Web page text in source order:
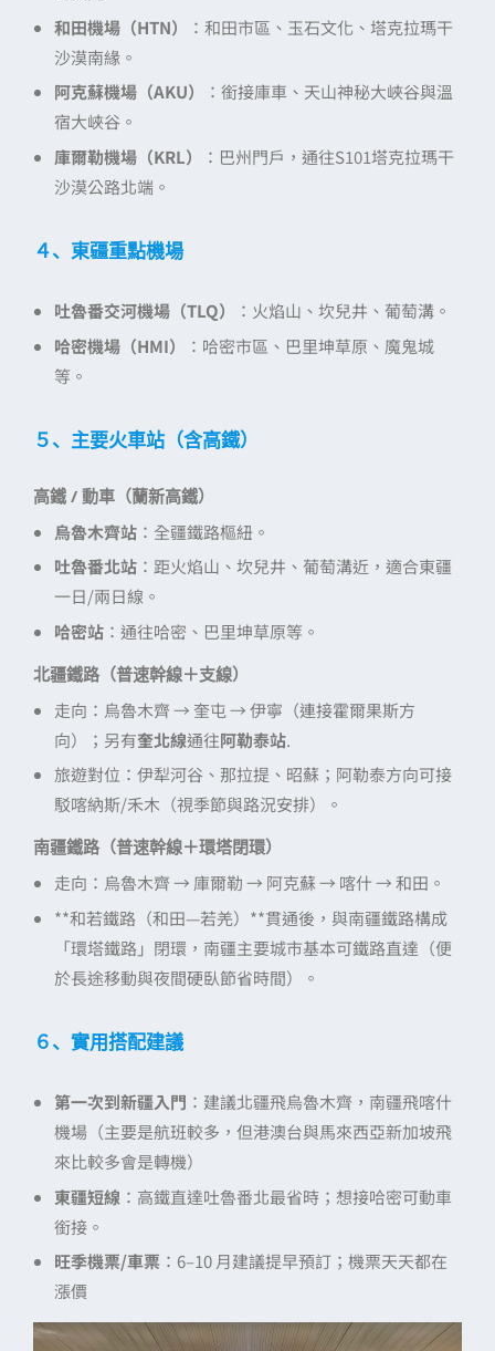
和田機場（HTN）
：和田市區、玉石文化、塔克拉瑪干
沙漠南緣。
阿克蘇機場（AKU）
：銜接庫車、天山神秘大峽谷與溫
宿大峽谷。
庫爾勒機場（KRL）
：巴州門戶，通往S101塔克拉瑪干
沙漠公路北端。
４、東疆重點機場
吐魯番交河機場（TLQ）
：火焰山、坎兒井、葡萄溝。
哈密機場（HMI）
：哈密市區、巴里坤草原、魔鬼城
等。
５、主要火車站（含高鐵）
高鐵 / 動車（蘭新高鐵）
烏魯木齊站：全疆鐵路樞紐。
吐魯番北站：距火焰山、坎兒井、葡萄溝近，適合東疆
一日/兩日線。
哈密站：通往哈密、巴里坤草原等。
北疆鐵路（普速幹線＋支線）
走向：烏魯木齊 → 奎屯 → 伊寧（連接霍爾果斯方
向）；另有奎北線通往阿勒泰站.
旅遊對位：伊犁河谷、那拉提、昭蘇；阿勒泰方向可接
駁喀納斯/禾木（視季節與路況安排）。
南疆鐵路（普速幹線＋環塔閉環）
走向：烏魯木齊 → 庫爾勒 → 阿克蘇 → 喀什 → 和田。
**和若鐵路（和田—若羌）**貫通後，與南疆鐵路構成
「環塔鐵路」閉環，南疆主要城市基本可鐵路直達（便
於長途移動與夜間硬臥節省時間）。
６、實用搭配建議
第一次到新疆入門 ：建議北疆飛烏魯木齊，南疆飛喀什
機場（主要是航班較多，但港澳台與馬來西亞新加坡飛
來比較多會是轉機）
東疆短線 ：高鐵直達吐魯番北最省時；想接哈密可動車
銜接。
旺季機票/車票：6–10 月建議提早預訂；機票天天都在
漲價